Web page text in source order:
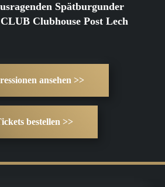
Spätburgunder
Clubhouse Post Lech
ansehen >>
bestellen >>